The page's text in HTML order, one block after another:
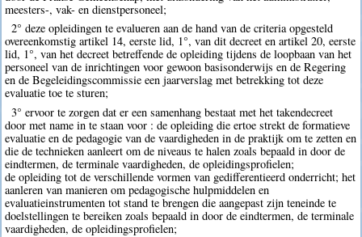
meesters-, vak- en dienstpersoneel;
2° deze opleidingen te evalueren aan de hand van de criteria opgesteld
overeenkomstig artikel 14, eerste lid, 1°, van dit decreet en artikel 20, eerste
lid, 1°, van het decreet betreffende de opleiding tijdens de loopbaan van het
personeel van de inrichtingen voor gewoon basisonderwijs en de Regering
en de Begeleidingscommissie een jaarverslag met betrekking tot deze
evaluatie toe te sturen;
3° ervoor te zorgen dat er een samenhang bestaat met het takendecreet
door met name in te staan voor : de opleiding die ertoe strekt de formatieve
evaluatie en de pedagogie van de vaardigheden in de praktijk om te zetten en
die de technieken aanleert om de niveaus te halen zoals bepaald in door de
eindtermen, de terminale vaardigheden, de opleidingsprofielen;
de opleiding tot de verschillende vormen van gedifferentieerd onderricht; het
aanleren van manieren om pedagogische hulpmiddelen en
evaluatieinstrumenten tot stand te brengen die aangepast zijn teneinde te
doelstellingen te bereiken zoals bepaald in door de eindtermen, de terminale
vaardigheden, de opleidingsprofielen;